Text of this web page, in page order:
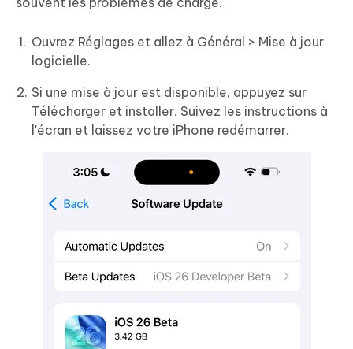
Ouvrez Réglages et allez à Général > Mise à jour
logicielle.
Si une mise à jour est disponible, appuyez sur
Télécharger et installer. Suivez les instructions à
l'écran et laissez votre iPhone redémarrer.